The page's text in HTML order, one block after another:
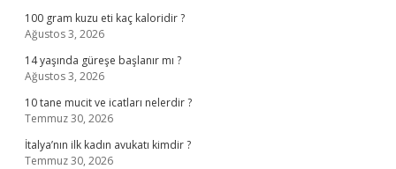
100 gram kuzu eti kaç kaloridir ?
Ağustos 3, 2026
14 yaşında güreşe başlanır mı ?
Ağustos 3, 2026
10 tane mucit ve icatları nelerdir ?
Temmuz 30, 2026
İtalya’nın ilk kadın avukatı kimdir ?
Temmuz 30, 2026